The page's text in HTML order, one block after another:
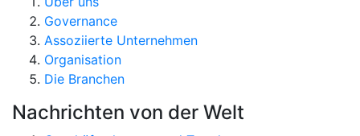
Governance
Assoziierte Unternehmen
Organisation
Die Branchen
Nachrichten von der Welt